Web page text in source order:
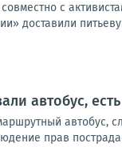
с
доставили
автобус,
автобус,
прав